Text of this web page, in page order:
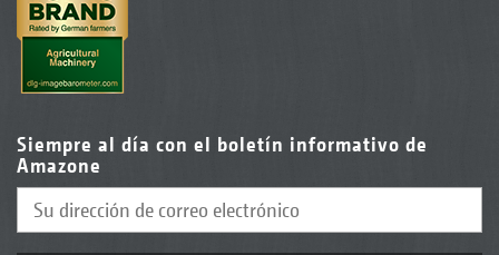
Siempre al día con el boletín informativo de
Amazone